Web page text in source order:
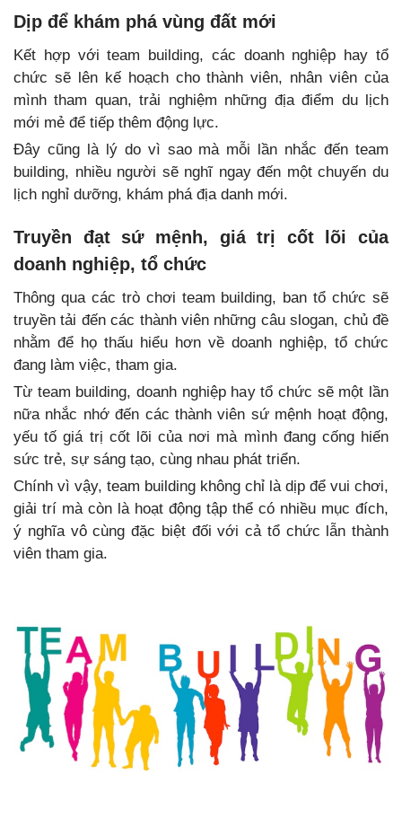
Dịp để khám phá vùng đất mới
Kết hợp với team building, các doanh nghiệp hay tổ
chức sẽ lên kế hoạch cho thành viên, nhân viên của
mình tham quan, trải nghiệm những địa điểm du lịch
mới mẻ để tiếp thêm động lực.
Đây cũng là lý do vì sao mà mỗi lần nhắc đến team
building, nhiều người sẽ nghĩ ngay đến một chuyến du
lịch nghỉ dưỡng, khám phá địa danh mới.
Truyền đạt sứ mệnh, giá trị cốt lõi của
doanh nghiệp, tổ chức
Thông qua các trò chơi team building, ban tổ chức sẽ
truyền tải đến các thành viên những câu slogan, chủ đề
nhằm để họ thấu hiểu hơn về doanh nghiệp, tổ chức
đang làm việc, tham gia.
Từ team building, doanh nghiệp hay tổ chức sẽ một lần
nữa nhắc nhớ đến các thành viên sứ mệnh hoạt động,
yếu tố giá trị cốt lõi của nơi mà mình đang cống hiến
sức trẻ, sự sáng tạo, cùng nhau phát triển.
Chính vì vậy, team building không chỉ là dịp để vui chơi,
giải trí mà còn là hoạt động tập thể có nhiều mục đích,
ý nghĩa vô cùng đặc biệt đối với cả tổ chức lẫn thành
viên tham gia.